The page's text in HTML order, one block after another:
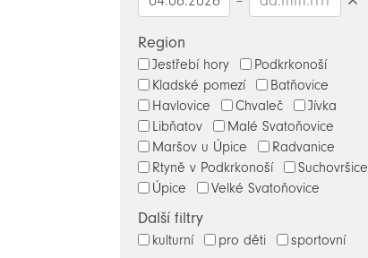
Region
Jestřebí hory
Podkrkonoší
Kladské pomezí
Batňovice
Havlovice
Chvaleč
Jívka
Libňatov
Malé Svatoňovice
Maršov u Úpice
Radvanice
Rtyně v Podkrkonoší
Suchovršice
Úpice
Velké Svatoňovice
Další filtry
kulturní pro děti sportovní